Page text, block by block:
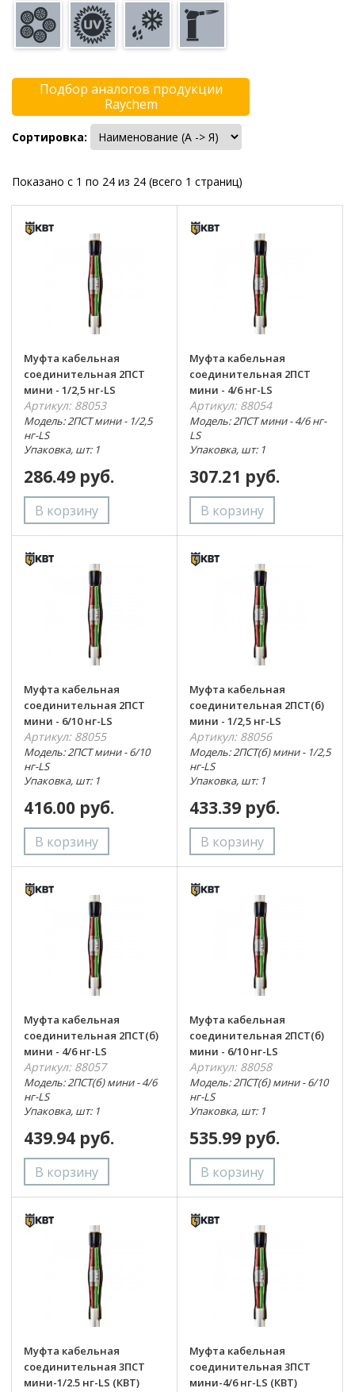
Подбор аналогов продукции
Raychem
Сортировка:
Показано с 1 по 24 из 24 (всего 1 страниц)
Муфта кабельная
соединительная 2ПСТ
мини - 1/2,5 нг-LS
Артикул: 88053
Модель: 2ПСТ мини - 1/2,5
нг-LS
Упаковка, шт: 1
286.49 руб.
Муфта кабельная
соединительная 2ПСТ
мини - 4/6 нг-LS
Артикул: 88054
Модель: 2ПСТ мини - 4/6 нг-
LS
Упаковка, шт: 1
307.21 руб.
Муфта кабельная
соединительная 2ПСТ
мини - 6/10 нг-LS
Артикул: 88055
Модель: 2ПСТ мини - 6/10
нг-LS
Упаковка, шт: 1
416.00 руб.
Муфта кабельная
соединительная 2ПСТ(б)
мини - 1/2,5 нг-LS
Артикул: 88056
Модель: 2ПСТ(б) мини - 1/2,5
нг-LS
Упаковка, шт: 1
433.39 руб.
Муфта кабельная
соединительная 2ПСТ(б)
мини - 4/6 нг-LS
Артикул: 88057
Модель: 2ПСТ(б) мини - 4/6
нг-LS
Упаковка, шт: 1
439.94 руб.
Муфта кабельная
соединительная 2ПСТ(б)
мини - 6/10 нг-LS
Артикул: 88058
Модель: 2ПСТ(б) мини - 6/10
нг-LS
Упаковка, шт: 1
535.99 руб.
Муфта кабельная
соединительная 3ПСТ
мини-1/2.5 нг-LS (КВТ)
Муфта кабельная
соединительная 3ПСТ
мини-4/6 нг-LS (КВТ)